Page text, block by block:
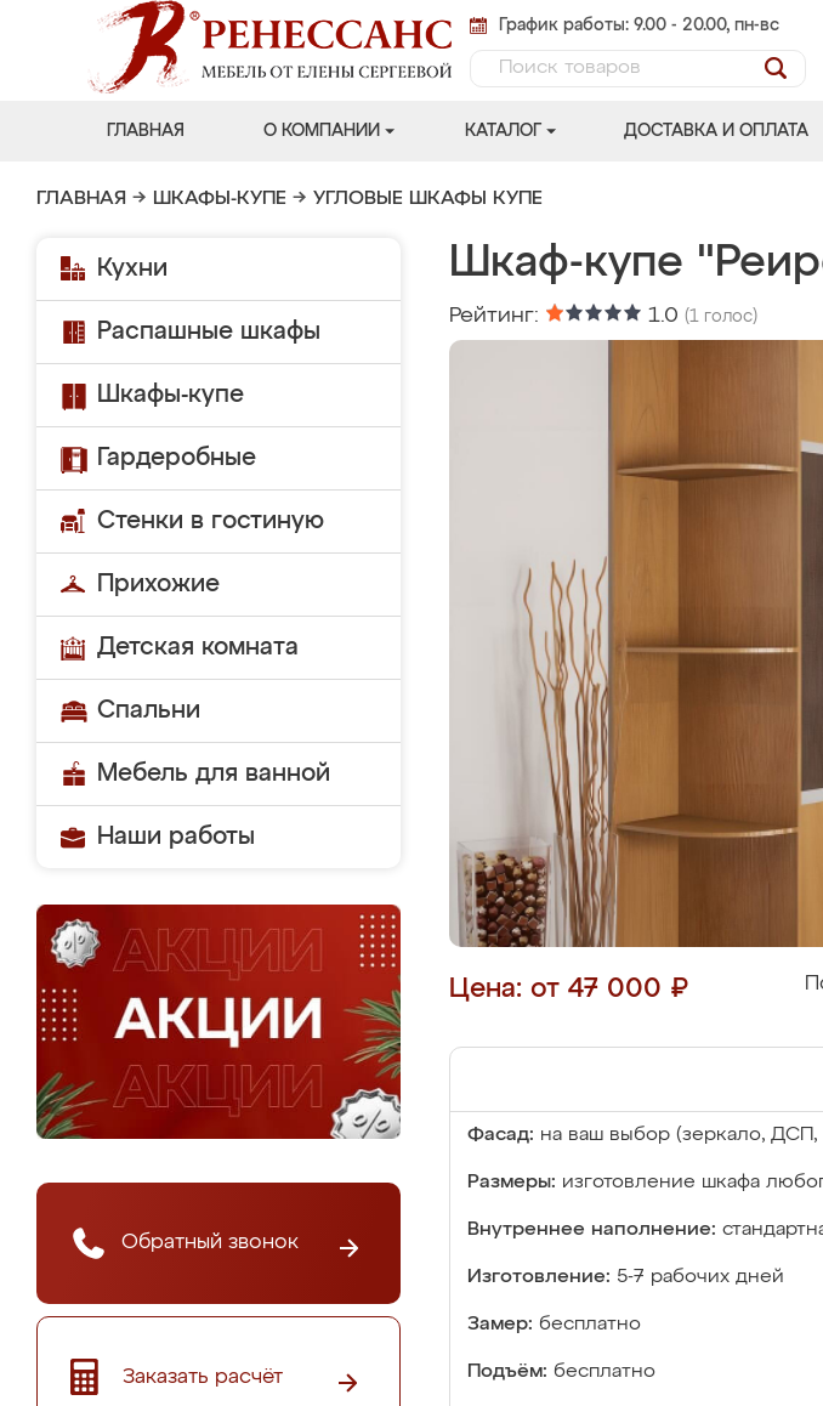
График работы: 9.00 - 20.00, пн-вс
ГЛАВНАЯ О КОМПАНИИ КАТАЛОГ ДОСТАВКА И ОПЛАТА
ГЛАВНАЯ → ШКАФЫ-КУПЕ → УГЛОВЫЕ ШКАФЫ КУПЕ
Кухни
Распашные шкафы
Шкафы-купе
Гардеробные
Стенки в гостиную
Прихожие
Детская комната
Спальни
Мебель для ванной
Наши работы
Обратный звонок
Заказать расчёт
Шкаф-купе
Рейтинг: 1.0 (1 голос)
Цена: от 47 000 ₽
Фасад: на ваш выбор (зеркало, ДСП,
Размеры: изготовление шкафа
Внутреннее наполнение:
Изготовление: 5-7 рабочих дней
Замер: бесплатно
Подъём: бесплатно